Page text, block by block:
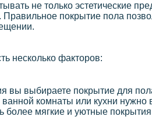
не только эстетические
Правильное покрытие пола
несколько факторов:
вы выбираете покрытие для
комнаты или кухни нужно
более мягкие и уютные